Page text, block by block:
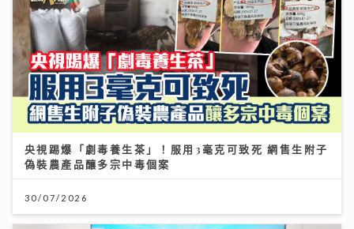
央視踢爆「劇毒養生茶」！服用3毫克可致死 網售生附子
偽裝農產品釀多宗中毒個案
30/07/2026